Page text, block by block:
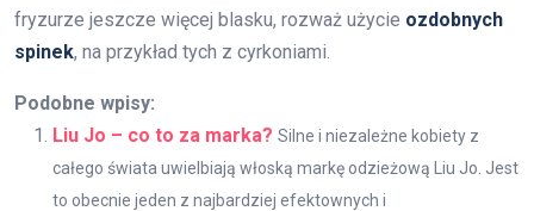
fryzurze jeszcze więcej blasku, rozważ użycie ozdobnych
spinek, na przykład tych z cyrkoniami.
Podobne wpisy:
Liu Jo – co to za marka? Silne i niezależne kobiety z
całego świata uwielbiają włoską markę odzieżową Liu Jo. Jest
to obecnie jeden z najbardziej efektownych i